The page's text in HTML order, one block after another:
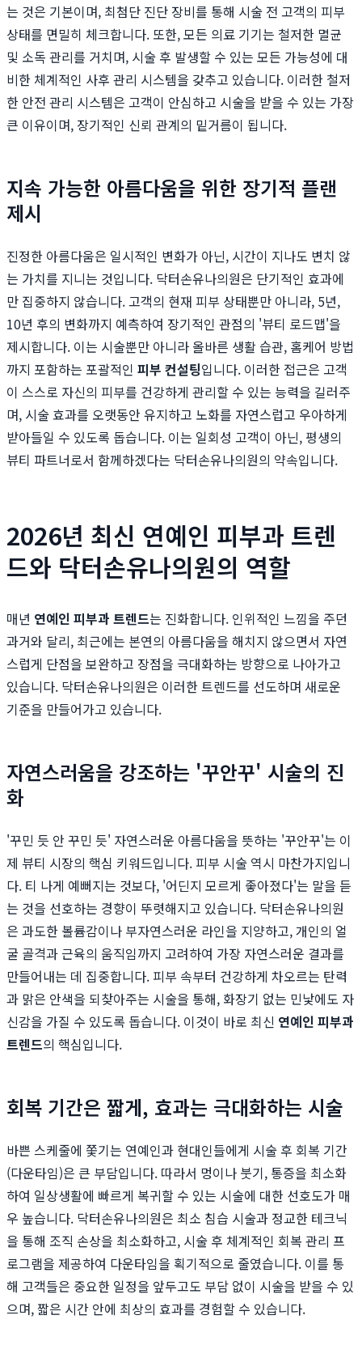
는 것은 기본이며, 최첨단 진단 장비를 통해 시술 전 고객의 피부
상태를 면밀히 체크합니다. 또한, 모든 의료 기기는 철저한 멸균
및 소독 관리를 거치며, 시술 후 발생할 수 있는 모든 가능성에 대
비한 체계적인 사후 관리 시스템을 갖추고 있습니다. 이러한 철저
한 안전 관리 시스템은 고객이 안심하고 시술을 받을 수 있는 가장
큰 이유이며, 장기적인 신뢰 관계의 밑거름이 됩니다.
지속 가능한 아름다움을 위한 장기적 플랜
제시
진정한 아름다움은 일시적인 변화가 아닌, 시간이 지나도 변치 않
는 가치를 지니는 것입니다. 닥터손유나의원은 단기적인 효과에
만 집중하지 않습니다. 고객의 현재 피부 상태뿐만 아니라, 5년,
10년 후의 변화까지 예측하여 장기적인 관점의 '뷰티 로드맵'을
제시합니다. 이는 시술뿐만 아니라 올바른 생활 습관, 홈케어 방법
까지 포함하는 포괄적인 피부 컨설팅입니다. 이러한 접근은 고객
이 스스로 자신의 피부를 건강하게 관리할 수 있는 능력을 길러주
며, 시술 효과를 오랫동안 유지하고 노화를 자연스럽고 우아하게
받아들일 수 있도록 돕습니다. 이는 일회성 고객이 아닌, 평생의
뷰티 파트너로서 함께하겠다는 닥터손유나의원의 약속입니다.
2026년 최신 연예인 피부과 트렌
드와 닥터손유나의원의 역할
매년 연예인 피부과 트렌드는 진화합니다. 인위적인 느낌을 주던
과거와 달리, 최근에는 본연의 아름다움을 해치지 않으면서 자연
스럽게 단점을 보완하고 장점을 극대화하는 방향으로 나아가고
있습니다. 닥터손유나의원은 이러한 트렌드를 선도하며 새로운
기준을 만들어가고 있습니다.
자연스러움을 강조하는 '꾸안꾸' 시술의 진
화
'꾸민 듯 안 꾸민 듯' 자연스러운 아름다움을 뜻하는 '꾸안꾸'는 이
제 뷰티 시장의 핵심 키워드입니다. 피부 시술 역시 마찬가지입니
다. 티 나게 예뻐지는 것보다, '어딘지 모르게 좋아졌다'는 말을 듣
는 것을 선호하는 경향이 뚜렷해지고 있습니다. 닥터손유나의원
은 과도한 볼륨감이나 부자연스러운 라인을 지양하고, 개인의 얼
굴 골격과 근육의 움직임까지 고려하여 가장 자연스러운 결과를
만들어내는 데 집중합니다. 피부 속부터 건강하게 차오르는 탄력
과 맑은 안색을 되찾아주는 시술을 통해, 화장기 없는 민낯에도 자
신감을 가질 수 있도록 돕습니다. 이것이 바로 최신 연예인 피부과
트렌드의 핵심입니다.
회복 기간은 짧게, 효과는 극대화하는 시술
바쁜 스케줄에 쫓기는 연예인과 현대인들에게 시술 후 회복 기간
(다운타임)은 큰 부담입니다. 따라서 멍이나 붓기, 통증을 최소화
하여 일상생활에 빠르게 복귀할 수 있는 시술에 대한 선호도가 매
우 높습니다. 닥터손유나의원은 최소 침습 시술과 정교한 테크닉
을 통해 조직 손상을 최소화하고, 시술 후 체계적인 회복 관리 프
로그램을 제공하여 다운타임을 획기적으로 줄였습니다. 이를 통
해 고객들은 중요한 일정을 앞두고도 부담 없이 시술을 받을 수 있
으며, 짧은 시간 안에 최상의 효과를 경험할 수 있습니다.